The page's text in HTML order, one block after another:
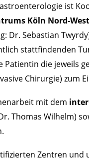
ist
Köln Nord-West
Dr. Sebastian
stattfindenden
Patientin die jeweils
Chirurgie) zum
mit dem
Thomas Wilhelm)
Zentren